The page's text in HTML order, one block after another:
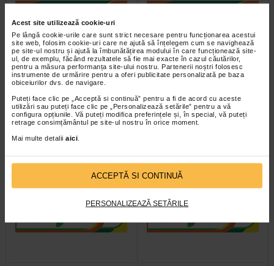
Acest site utilizează cookie-uri
Pe lângă cookie-urile care sunt strict necesare pentru funcționarea acestui
site web, folosim cookie-uri care ne ajută să înțelegem cum se navighează
pe site-ul nostru și ajută la îmbunătățirea modului în care funcționează site-
ul, de exemplu, făcând rezultatele să fie mai exacte în cazul căutărilor,
pentru a măsura performanța site-ului nostru. Partenerii noștri folosesc
instrumente de urmărire pentru a oferi publicitate personalizată pe baza
obiceiurilor dvs. de navigare.
Puteți face clic pe „Acceptă si continuă” pentru a fi de acord cu aceste
utilizări sau puteți face clic pe „Personalizează setările” pentru a vă
configura opțiunile. Vă puteți modifica preferințele și, în special, vă puteți
retrage consimțământul pe site-ul nostru în orice moment.
Mai multe detalii aici
ACCEPTĂ SI CONTINUĂ
PERSONALIZEAZĂ SETĂRILE
Champix 0.5mg x 11cpr.film
+1mg x 14cp.film
Champix 1mg x 1blist x
28cpr.film